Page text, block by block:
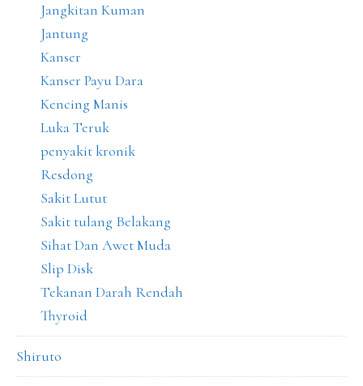
Jangkitan Kuman
Jantung
Kanser
Kanser Payu Dara
Kencing Manis
Luka Teruk
penyakit kronik
Resdong
Sakit Lutut
Sakit tulang Belakang
Sihat Dan Awet Muda
Slip Disk
Tekanan Darah Rendah
Thyroid
Shiruto